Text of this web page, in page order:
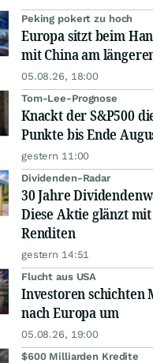
Peking pokert zu hoch
Europa sitzt beim
mit China am
05.08.26, 18:00
Tom-Lee-Prognose
Knackt der S&P500
Punkte bis Ende
gestern 11:00
Dividenden-Radar
30 Jahre
Diese Aktie glänzt
Renditen
gestern 14:51
Flucht aus USA
Investoren schichten
nach Europa um
05.08.26, 19:00
$600 Milliarden Kredite